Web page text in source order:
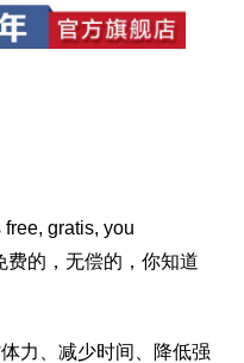
gratis, you
费的，无偿的，你知道
力、减少时间、降低强